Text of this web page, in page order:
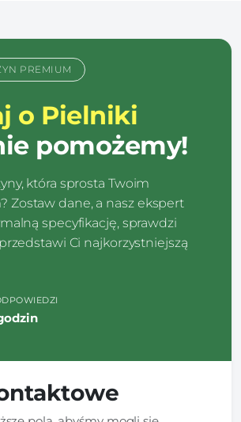
PREMIUM
o Pielniki
pomożemy!
która sprosta Twoim
Zostaw dane, a nasz ekspert
specyfikację, sprawdzi
Ci najkorzystniejszą